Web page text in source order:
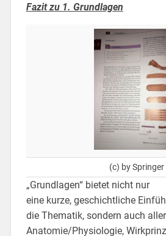
Fazit zu 1. Grundlagen
(c) by Springer
„Grundlagen“ bietet nicht nur
eine kurze, geschichtliche
die Thematik, sondern auch
Anatomie/Physiologie,